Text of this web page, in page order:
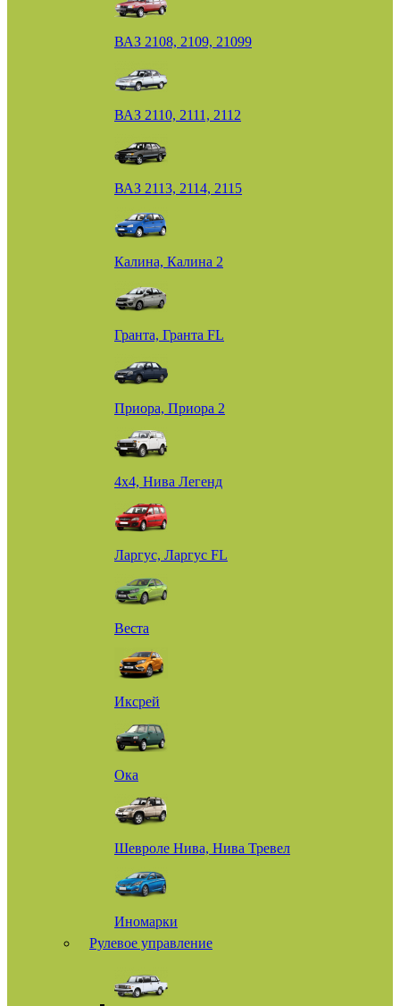
ВАЗ 2108, 2109, 21099
ВАЗ 2110, 2111, 2112
ВАЗ 2113, 2114, 2115
Калина, Калина 2
Гранта, Гранта FL
Приора, Приора 2
4х4, Нива Легенд
Ларгус, Ларгус FL
Веста
Иксрей
Ока
Шевроле Нива, Нива Тревел
Иномарки
Рулевое управление